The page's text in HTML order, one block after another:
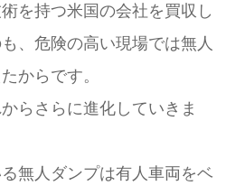
を持つ米国の会社を買収し
、危険の高い現場では無人
からです。
らさらに進化していきま
無人ダンプは有人車両をベ